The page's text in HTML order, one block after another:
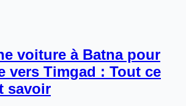
voiture à Batna pour
vers Timgad : Tout ce
savoir